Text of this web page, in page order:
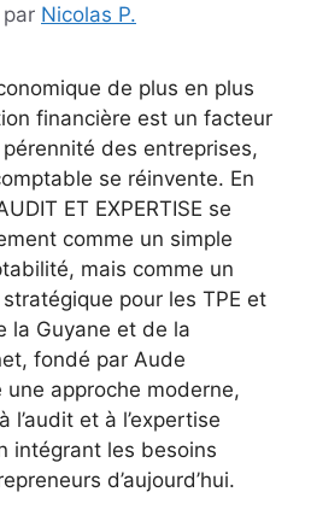
par Nicolas P.
de plus en plus
financière est un facteur
des entreprises,
se réinvente. En
ET EXPERTISE se
comme un simple
mais comme un
pour les TPE et
la Guyane et de la
fondé par Aude
une approche moderne,
et à l’expertise
intégrant les besoins
d’aujourd’hui.